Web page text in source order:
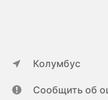
Колумбус
Сообщить об